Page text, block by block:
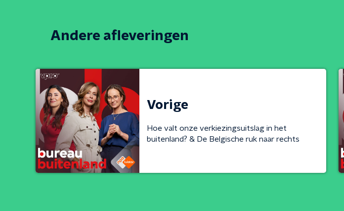
Andere afleveringen
Vorige
Hoe valt onze verkiezingsuitslag in het
buitenland? & De Belgische ruk naar rechts